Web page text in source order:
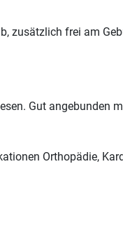
zusätzlich frei am
Gut
Orthopädie,